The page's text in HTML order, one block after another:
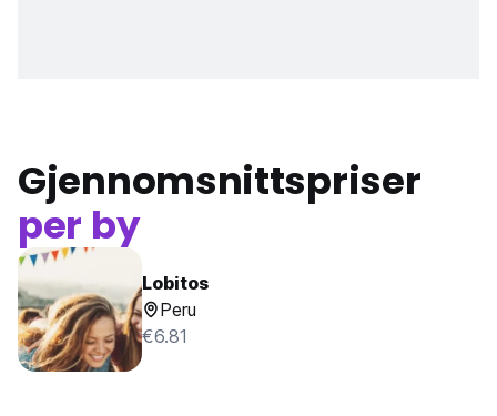
Gjennomsnittspriser
per by
Lobitos
Peru
€6.81